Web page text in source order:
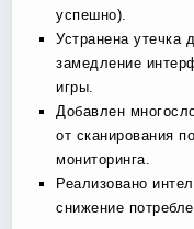
успешно).
Устранена утечка
замедление
игры.
Добавлен
от сканирования
мониторинга.
Реализовано
снижение